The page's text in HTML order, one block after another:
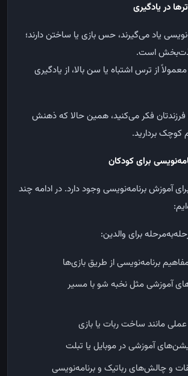
در یادگیری
یاد می‌گیرند، حس بازی یا ساختن دارند؛
است.
از ترس اشتباه یا سن بالا، از یادگیری
فرزندتان فکر می‌کنید، همین حالا که ذهنش
بردارید.
برای کودکان
آموزش برنامه‌نویسی وجود دارد. در ادامه چند
برای والدین:
برنامه‌نویسی از طریق بازی‌ها
آموزشی مثل نخبه شو با مسیر
عملی مانند ساخت ربات یا بازی
آموزشی در موبایل یا تبلت
و چالش‌های رباتیک و برنامه‌نویسی